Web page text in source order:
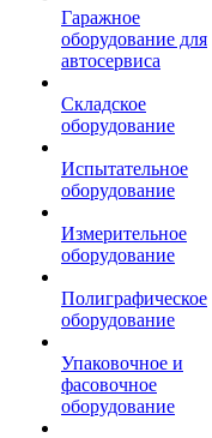
Гаражное
оборудование для
автосервиса
Складское
оборудование
Испытательное
оборудование
Измерительное
оборудование
Полиграфическое
оборудование
Упаковочное и
фасовочное
оборудование